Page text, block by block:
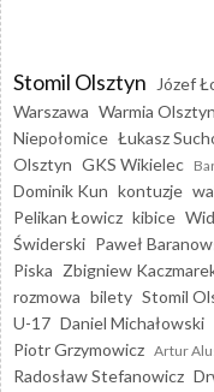
Stomil Olsztyn Józef
Warszawa Warmia Olsztyn
Niepołomice Łukasz
Olsztyn GKS Wikielec
Dominik Kun kontuzje
Pelikan Łowicz kibice
Świderski Paweł
Piska Zbigniew
rozmowa bilety Stomil
U-17 Daniel Michałowski
Piotr Grzymowicz Artur
Radosław Stefanowicz